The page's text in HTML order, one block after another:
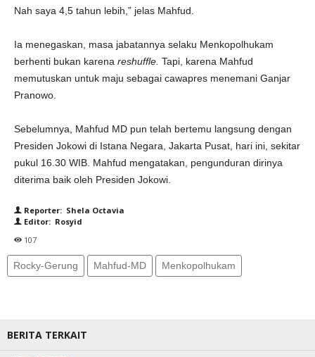
Nah saya 4,5 tahun lebih,” jelas Mahfud.
Ia menegaskan, masa jabatannya selaku Menkopolhukam
berhenti bukan karena reshuffle. Tapi, karena Mahfud
memutuskan untuk maju sebagai cawapres menemani Ganjar
Pranowo.
Sebelumnya, Mahfud MD pun telah bertemu langsung dengan
Presiden Jokowi di Istana Negara, Jakarta Pusat, hari ini, sekitar
pukul 16.30 WIB. Mahfud mengatakan, pengunduran dirinya
diterima baik oleh Presiden Jokowi.
Reporter: Shela Octavia
Editor: Rosyid
107
Rocky-Gerung Mahfud-MD Menkopolhukam
BERITA TERKAIT